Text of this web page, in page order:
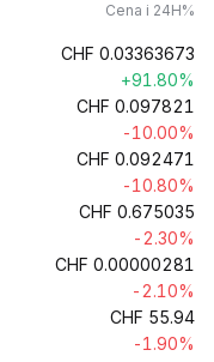
Cena i 24H%
CHF 0.03363673
+91.80%
CHF 0.097821
-10.00%
CHF 0.092471
-10.80%
CHF 0.675035
-2.30%
CHF 0.00000281
-2.10%
CHF 55.94
-1.90%